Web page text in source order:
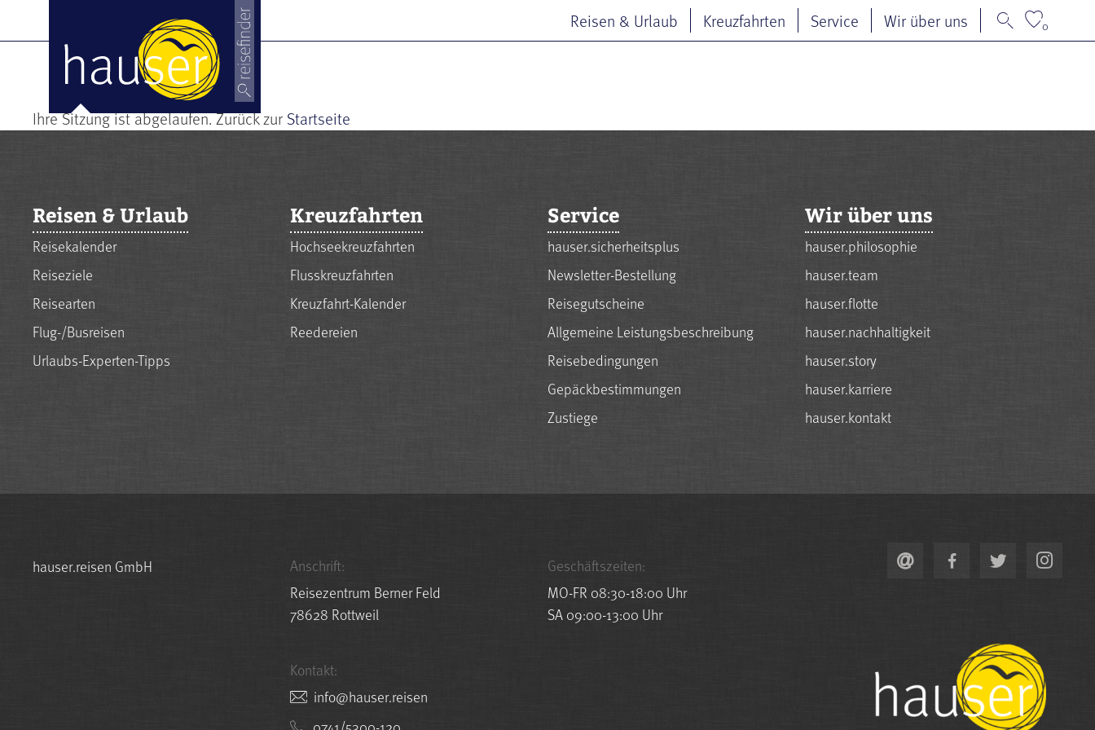
Reisen & Urlaub Kreuzfahrten Service Wir über uns 0
Ihre Sitzung ist abgelaufen. Zurück zur Startseite
Reisen & Urlaub
Reisekalender
Reiseziele
Reisearten
Flug-/Busreisen
Urlaubs-Experten-Tipps
Kreuzfahrten
Hochseekreuzfahrten
Flusskreuzfahrten
Kreuzfahrt-Kalender
Reedereien
Service
hauser.sicherheitsplus
Newsletter-Bestellung
Reisegutscheine
Allgemeine Leistungsbeschreibung
Reisebedingungen
Gepäckbestimmungen
Zustiege
Wir über uns
hauser.philosophie
hauser.team
hauser.flotte
hauser.nachhaltigkeit
hauser.story
hauser.karriere
hauser.kontakt
hauser.reisen GmbH
Anschrift:
Reisezentrum Berner Feld
78628 Rottweil
Kontakt:
nesier.resuah@ofni
Geschäftszeiten:
MO-FR 08:30-18:00 Uhr
SA 09:00-13:00 Uhr